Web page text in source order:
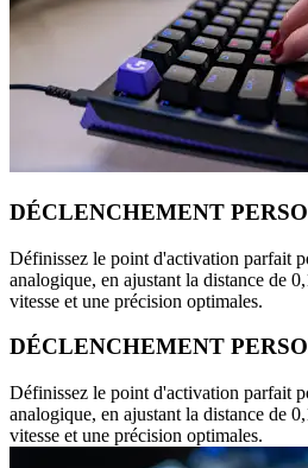
DÉCLENCHEMENT
Définissez le point d'activation parfait
analogique, en ajustant la distance de
vitesse et une précision optimales.
DÉCLENCHEMENT
Définissez le point d'activation parfait
analogique, en ajustant la distance de
vitesse et une précision optimales.